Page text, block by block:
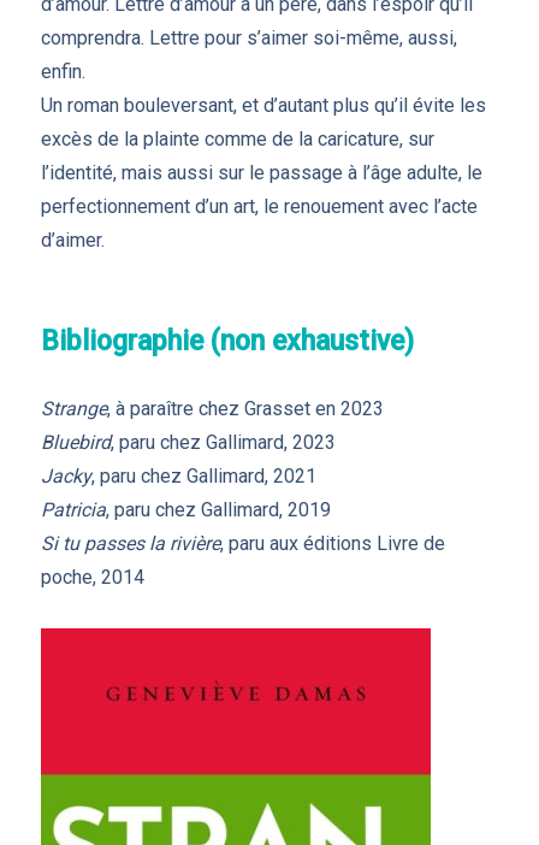
comprendra. Lettre pour s’aimer soi-même, aussi,
enfin.
Un roman bouleversant, et d’autant plus qu’il évite les
excès de la plainte comme de la caricature, sur
l’identité, mais aussi sur le passage à l’âge adulte, le
perfectionnement d’un art, le renouement avec l’acte
d’aimer.
Bibliographie (non exhaustive)
Strange, à paraître chez Grasset en 2023
Bluebird, paru chez Gallimard, 2023
Jacky, paru chez Gallimard, 2021
Patricia, paru chez Gallimard, 2019
Si tu passes la rivière, paru aux éditions Livre de
poche, 2014